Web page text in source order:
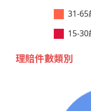
31-65
15-30
理賠件數類別